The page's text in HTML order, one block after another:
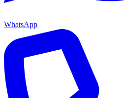
WhatsApp